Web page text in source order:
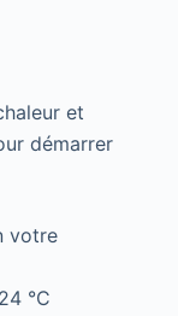
et
démarrer
votre
°C